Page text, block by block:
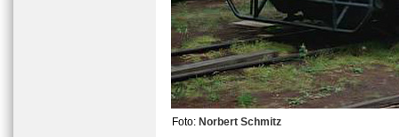
Foto: Norbert Schmitz